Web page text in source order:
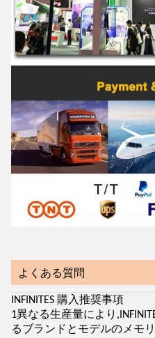
よくある質問
INFINITES 購入推奨事項
1異なる生産量により
るブランドとモデルのメモ